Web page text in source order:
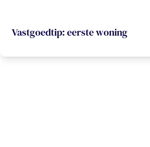
Vastgoedtip: eerste woning